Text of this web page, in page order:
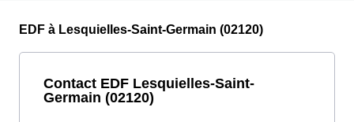
EDF à Lesquielles-Saint-Germain (02120)
Contact EDF Lesquielles-Saint-
Germain (02120)